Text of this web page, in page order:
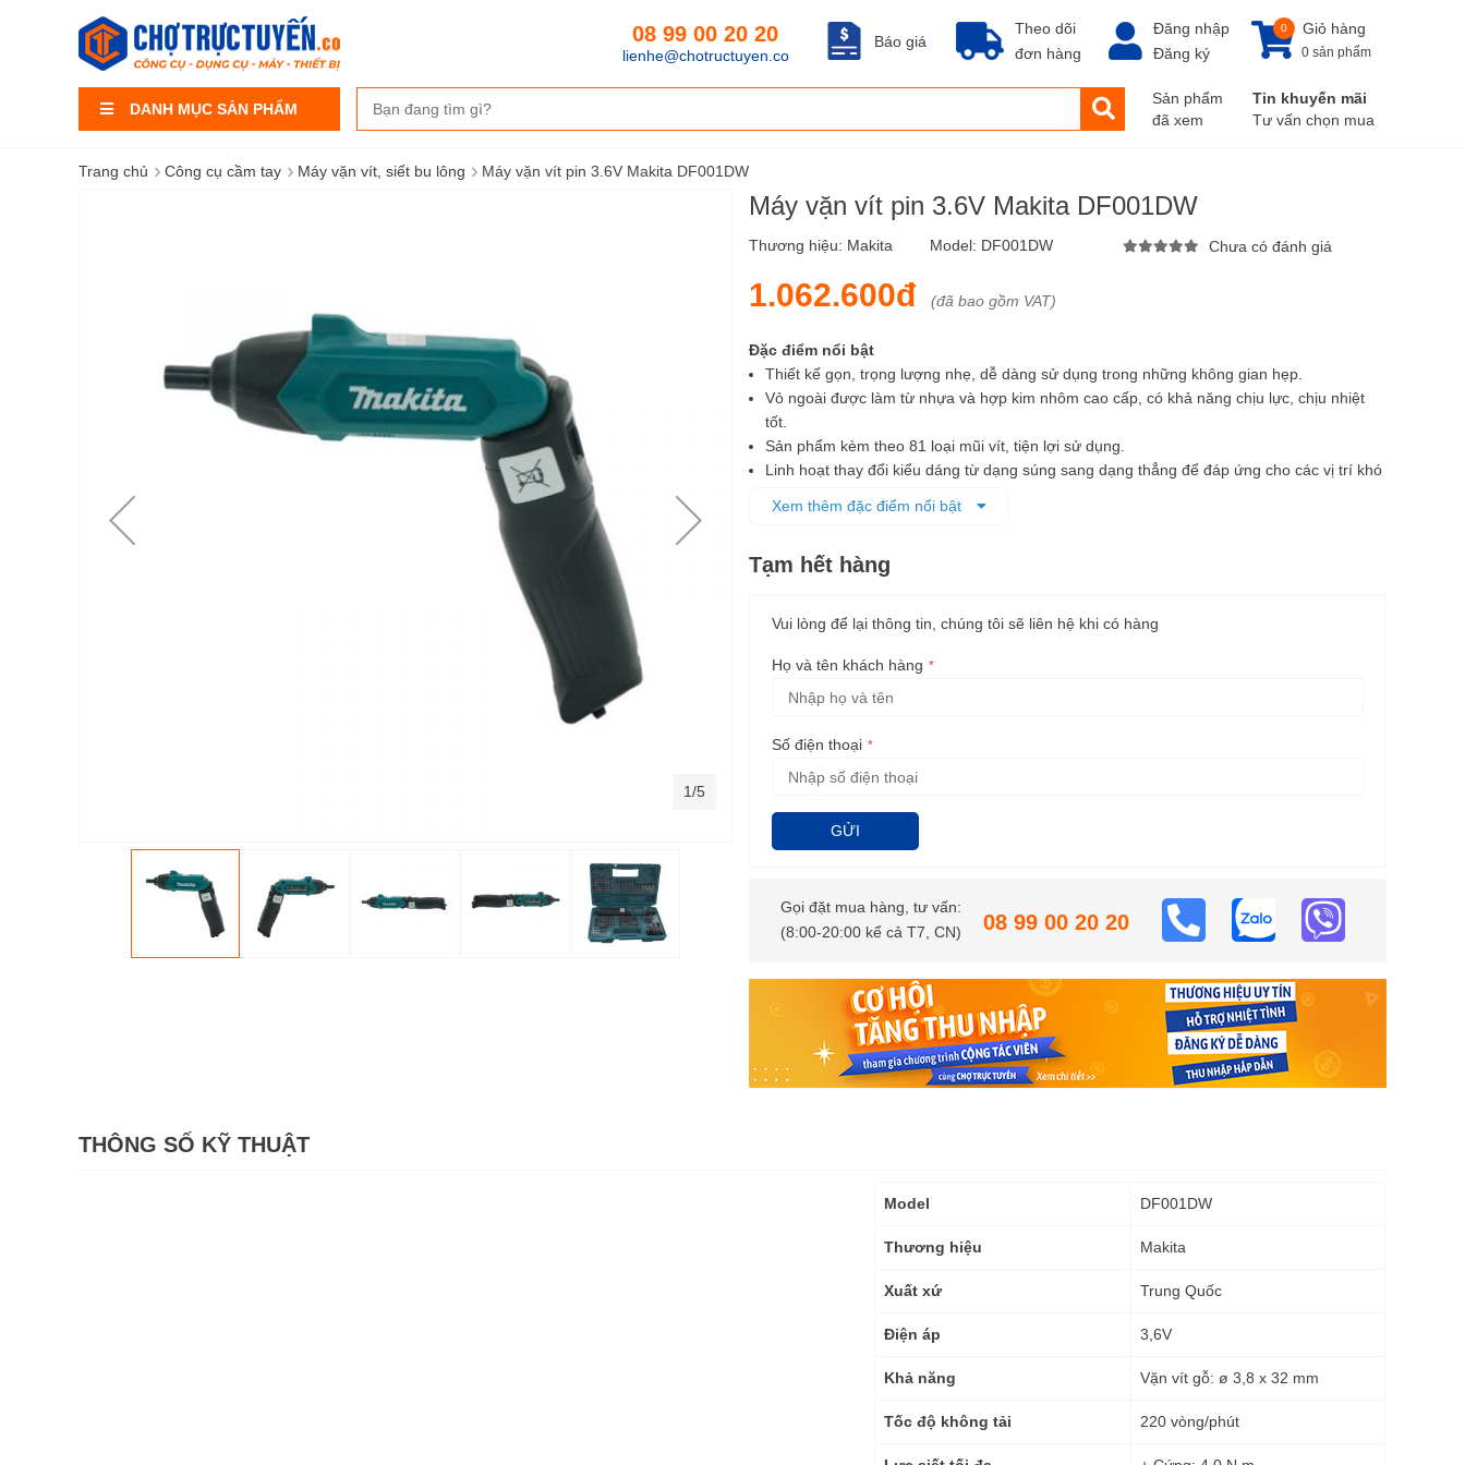
DANH MỤC SẢN PHẨM
Theo dõi
đơn hàng
Báo giá
08 99 00 20 20
lienhe@chotructuyen.co
Đăng nhập
Đăng ký
Giỏ hàng
0
0 sản phẩm
Sản phẩm
đã xem
Tin khuyến mãi
Tư vấn chọn mua
Trang chủ › Công cụ cầm tay › Máy vặn vít, siết bu lông › Máy vặn vít pin 3.6V Makita DF001DW
Máy vặn vít pin 3.6V Makita DF001DW
Thương hiệu: Makita Model: DF001DW Chưa có đánh giá
1.062.600đ (đã bao gồm VAT)
Đặc điểm nổi bật
Thiết kế gọn, trọng lượng nhẹ, dễ dàng sử dụng trong những không gian hẹp.
Vỏ ngoài được làm từ nhựa và hợp kim nhôm cao cấp, có khả năng chịu lực, chịu nhiệt
tốt.
Sản phẩm kèm theo 81 loại mũi vít, tiện lợi sử dụng.
Linh hoạt thay đổi kiểu dáng từ dạng súng sang dạng thẳng để đáp ứng cho các vị trí khó
Có chế độ đảo chiều và đèn led trợ sáng cho khu vực làm việc
Xem thêm đặc điểm nổi bật
Tạm hết hàng
Vui lòng để lại thông tin, chúng tôi sẽ liên hệ khi có hàng
Họ và tên khách hàng
Số điện thoại
GỬI
Gọi đặt mua hàng, tư vấn:
(8:00-20:00 kể cả T7, CN)
08 99 00 20 20
1/5
THÔNG SỐ KỸ THUẬT
Thông
kỹ
Model DF001DW
Thương hiệu Makita
Xuất xứ Trung Quốc
Điện áp 3,6V
Khả năng Vặn vít gỗ: ø 3,8 x 32 mm
Tốc độ không tải 220 vòng/phút